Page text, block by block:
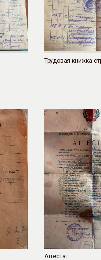
Трудовая книжка
Аттестат